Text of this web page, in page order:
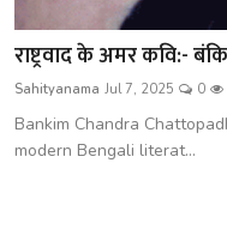
आलेख
शख्सियत
धरोहर
राष्ट्रवाद के अमर कवि:-
Sahityanama Jul 7, 2025 0
Bankim Chandra
modern Bengali literat...